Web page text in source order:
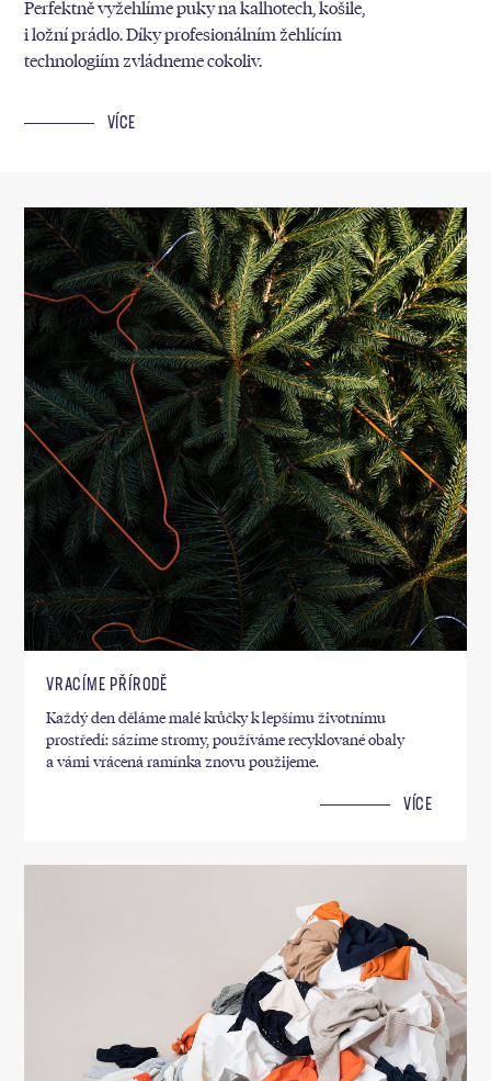
Perfektně vyžehlíme puky na kalhotech, košile,
i ložní prádlo. Díky profesionálním žehlícím
technologiím zvládneme cokoliv.
VÍCE
VRACÍME PŘÍRODĚ
Každý den děláme malé krůčky k lepšímu životnímu
prostředí: sázíme stromy, používáme recyklované obaly
a vámi vrácená ramínka znovu použijeme.
VÍCE